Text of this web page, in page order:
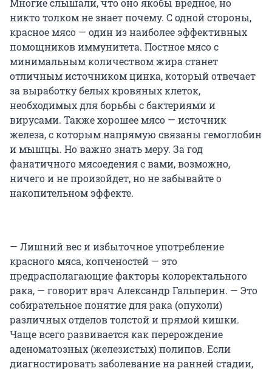
Многие слышали, что оно якобы вредное, но
никто толком не знает почему. С одной стороны,
красное мясо — один из наиболее эффективных
помощников иммунитета. Постное мясо с
минимальным количеством жира станет
отличным источником цинка, который отвечает
за выработку белых кровяных клеток,
необходимых для борьбы с бактериями и
вирусами. Также хорошее мясо — источник
железа, с которым напрямую связаны гемоглобин
и мышцы. Но важно знать меру. За год
фанатичного мясоедения с вами, возможно,
ничего и не произойдет, но не забывайте о
накопительном эффекте.
— Лишний вес и избыточное употребление
красного мяса, копченостей — это
предрасполагающие факторы колоректального
рака, — говорит врач Александр Гальперин. — Это
собирательное понятие для рака (опухоли)
различных отделов толстой и прямой кишки.
Чаще всего развивается как перерождение
аденоматозных (железистых) полипов. Если
диагностировать заболевание на ранней стадии,